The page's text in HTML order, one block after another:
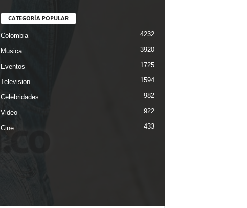
CATEGORÍA POPULAR
Colombia 4232
Musica 3920
Eventos 1725
Television 1594
Celebridades 982
Video 922
Cine 433